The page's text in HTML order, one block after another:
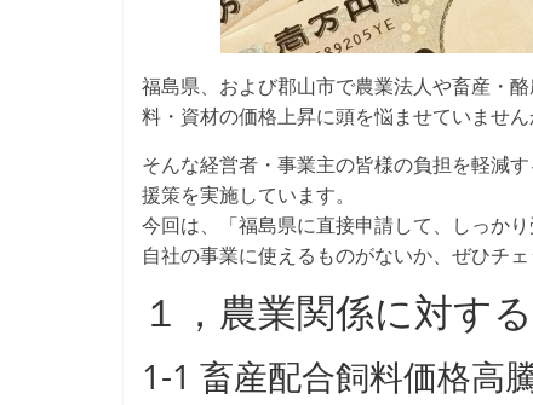
福島県、および郡山市で農業法人や畜産・
料・資材の価格上昇に頭を悩ませていません
そんな経営者・事業主の皆様の負担を軽減
援策を実施しています。
今回は、「福島県に直接申請して、しっか
自社の事業に使えるものがないか、ぜひチ
１，農業関係に対す
1-1 畜産配合飼料価格高